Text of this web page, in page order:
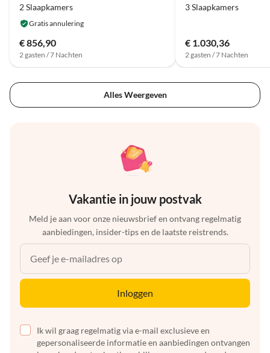
2 Slaapkamers
Gratis annulering
€ 856,90
2 gasten / 7 Nachten
3 Slaapkamers
€ 1.030,36
2 gasten / 7 Nachten
Alles Weergeven
Vakantie in jouw postvak
Meld je aan voor onze nieuwsbrief en ontvang regelmatig
aanbiedingen, insider-tips en de laatste reistrends.
Inloggen
Ik wil graag regelmatig via e-mail exclusieve en
gepersonaliseerde informatie en aanbiedingen ontvangen